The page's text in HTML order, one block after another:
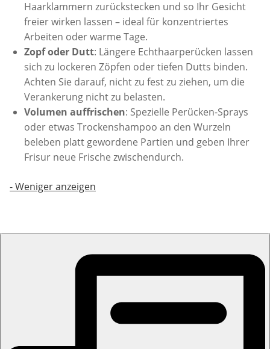
Haarklammern zurückstecken und so Ihr Gesicht
freier wirken lassen – ideal für konzentriertes
Arbeiten oder warme Tage.
Zopf oder Dutt: Längere Echthaarperücken lassen
sich zu lockeren Zöpfen oder tiefen Dutts binden.
Achten Sie darauf, nicht zu fest zu ziehen, um die
Verankerung nicht zu belasten.
Volumen auffrischen: Spezielle Perücken-Sprays
oder etwas Trockenshampoo an den Wurzeln
beleben platt gewordene Partien und geben Ihrer
Frisur neue Frische zwischendurch.
-Weniger anzeigen